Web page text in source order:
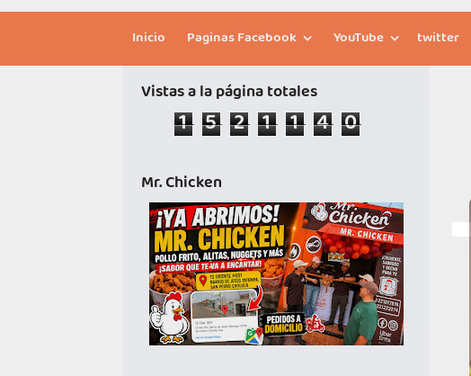
Inicio Paginas Facebook YouTube twitter
Vistas a la página totales
1 5 2 1 1 4 0
Mr. Chicken